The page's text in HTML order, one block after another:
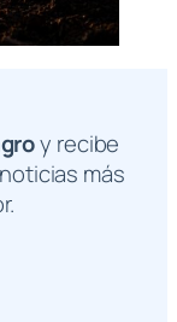
y recibe
más